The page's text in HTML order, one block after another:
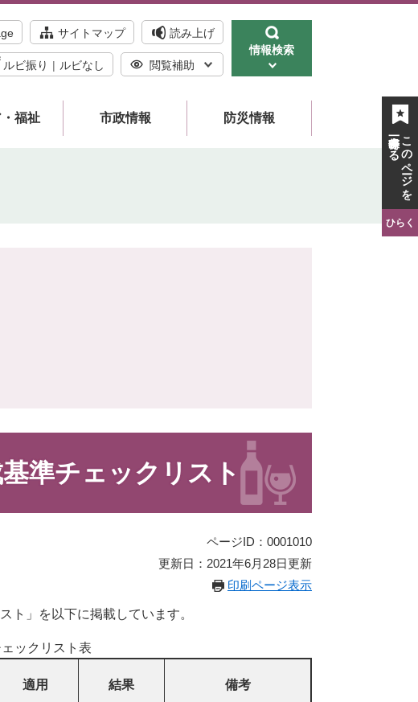
サイトマップ 読み上げ
ルビ振り ルビなし 閲覧補助
情報検索
福祉 市政情報 防災情報
準チェックリスト
ページID：0001010
更新日：2021年6月28日更新
印刷ページ表示
ト」を以下に掲載しています。
ックリスト表
適用 結果 備考
このページを
一時保存する
ひらく